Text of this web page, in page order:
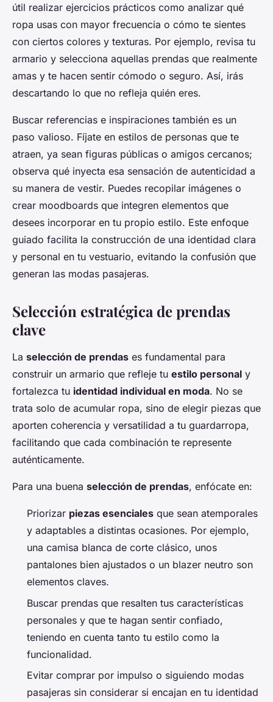
útil realizar ejercicios prácticos como analizar qué
ropa usas con mayor frecuencia o cómo te sientes
con ciertos colores y texturas. Por ejemplo, revisa tu
armario y selecciona aquellas prendas que realmente
amas y te hacen sentir cómodo o seguro. Así, irás
descartando lo que no refleja quién eres.
Buscar referencias e inspiraciones también es un
paso valioso. Fíjate en estilos de personas que te
atraen, ya sean figuras públicas o amigos cercanos;
observa qué inyecta esa sensación de autenticidad a
su manera de vestir. Puedes recopilar imágenes o
crear moodboards que integren elementos que
desees incorporar en tu propio estilo. Este enfoque
guiado facilita la construcción de una identidad clara
y personal en tu vestuario, evitando la confusión que
generan las modas pasajeras.
Selección estratégica de prendas
clave
La selección de prendas es fundamental para
construir un armario que refleje tu estilo personal y
fortalezca tu identidad individual en moda. No se
trata solo de acumular ropa, sino de elegir piezas que
aporten coherencia y versatilidad a tu guardarropa,
facilitando que cada combinación te represente
auténticamente.
Para una buena selección de prendas, enfócate en:
Priorizar piezas esenciales que sean atemporales
y adaptables a distintas ocasiones. Por ejemplo,
una camisa blanca de corte clásico, unos
pantalones bien ajustados o un blazer neutro son
elementos claves.
Buscar prendas que resalten tus características
personales y que te hagan sentir confiado,
teniendo en cuenta tanto tu estilo como la
funcionalidad.
Evitar comprar por impulso o siguiendo modas
pasajeras sin considerar si encajan en tu identidad